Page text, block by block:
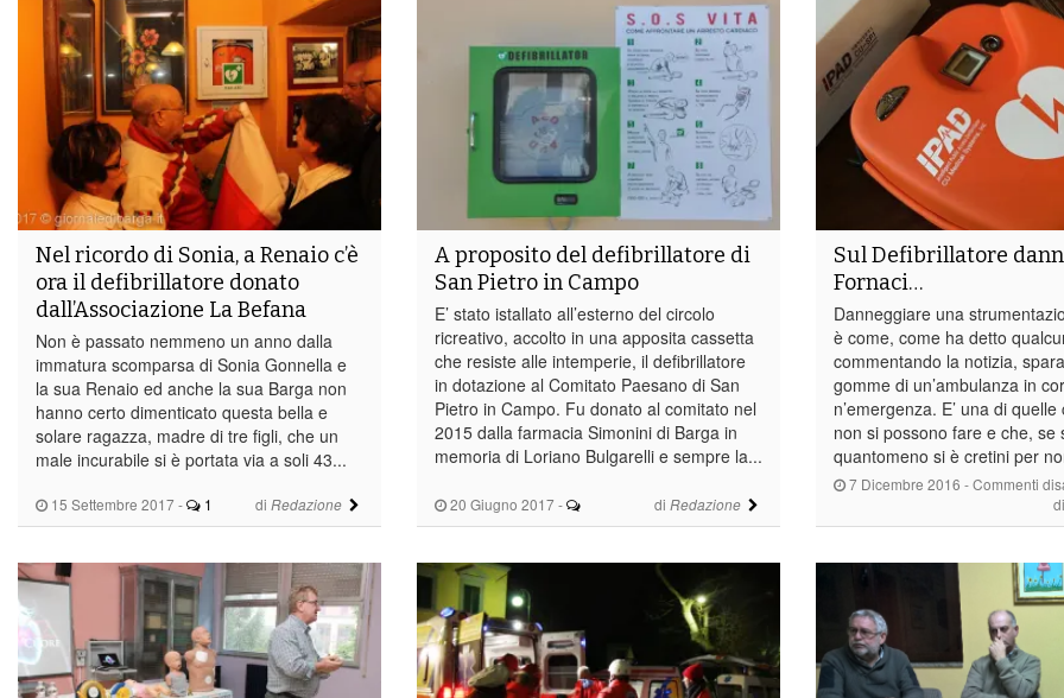
15 Settembre 2017 - 1 di Redazione
Nel ricordo di Sonia, a Renaio c’è
ora il defibrillatore donato
dall’Associazione La Befana
Non è passato nemmeno un anno dalla
immatura scomparsa di Sonia Gonnella e
la sua Renaio ed anche la sua Barga non
hanno certo dimenticato questa bella e
solare ragazza, madre di tre figli, che un
male incurabile si è portata via a soli 43...
20 Giugno 2017 - di Redazione
A proposito del defibrillatore di
San Pietro in Campo
E’ stato istallato all’esterno del circolo
ricreativo, accolto in una apposita cassetta
che resiste alle intemperie, il defibrillatore
in dotazione al Comitato Paesano di San
Pietro in Campo. Fu donato al comitato nel
2015 dalla farmacia Simonini di Barga in
memoria di Loriano Bulgarelli e sempre la...
7 Dicembre 2016 -Commenti
di
Sul Defibrillatore
Fornaci…
Danneggiare una
è come, come ha detto
commentando la notizia,
gomme di un’ambulanza in
n’emergenza. E’ una di
non si possono fare e che, se
quantomeno si è cretini per